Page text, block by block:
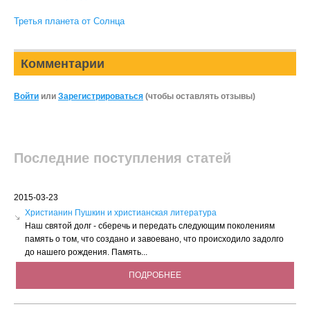
Третья планета от Солнца
Комментарии
Войти или Зарегистрироваться (чтобы оставлять отзывы)
Последние поступления статей
2015-03-23
Христианин Пушкин и христианская литература
Наш святой долг - сберечь и передать следующим поколениям
память о том, что создано и завоевано, что происходило задолго
до нашего рождения. Память...
ПОДРОБНЕЕ